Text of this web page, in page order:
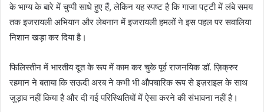
के भाग्य के बारे में चुप्पी साधे हुए हैं, लेकिन यह स्पष्ट है कि गाजा पट्टी में लंबे समय
तक इजरायली अभियान और लेबनान में इजरायली हमलों ने इस पहल पर सवालिया
निशान खड़ा कर दिया है।
फिलिस्तीन में भारतीय दूत के रूप में काम कर चुके पूर्व राजनयिक डॉ. ज़िक्रुर
रहमान ने बताया कि सऊदी अरब ने कभी भी औपचारिक रूप से इज़राइल के साथ
जुड़ाव नहीं किया है और दी गई परिस्थितियों में ऐसा करने की संभावना नहीं है।